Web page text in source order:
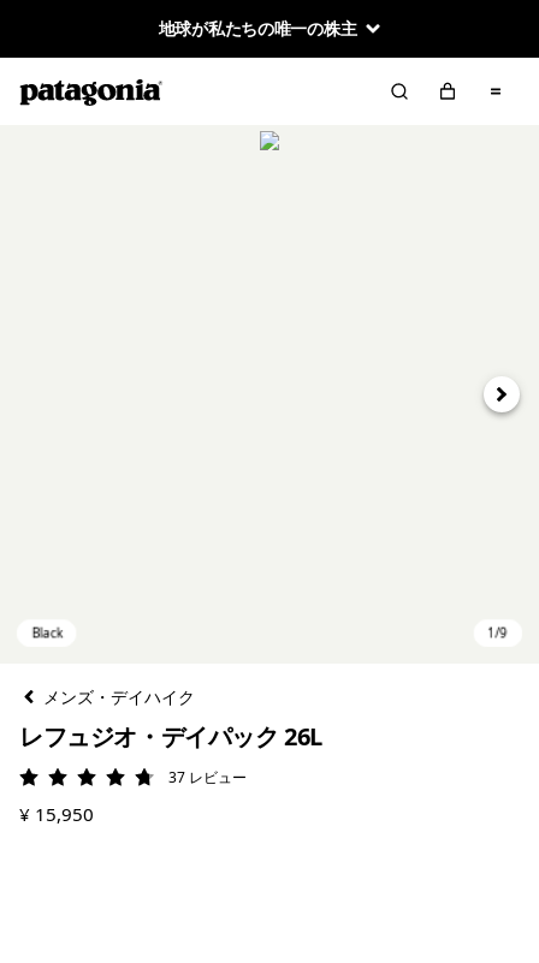
地球が私たちの唯一の株主
次へ
メンズ・デイハイク
レフュジオ・デイパック 26L
評価: 4.7 / 5
37 レビュー
¥ 15,950